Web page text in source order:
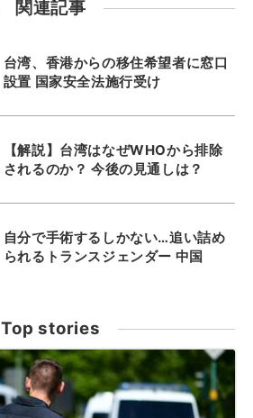
関連記事
台湾、香港からの移住希望者に窓口
設置 国家安全法施行受け
【解説】台湾はなぜWHOから排除
されるのか？ 今後の見通しは？
自分で手術するしかない…追い詰め
られるトランスジェンダー 中国
Top stories